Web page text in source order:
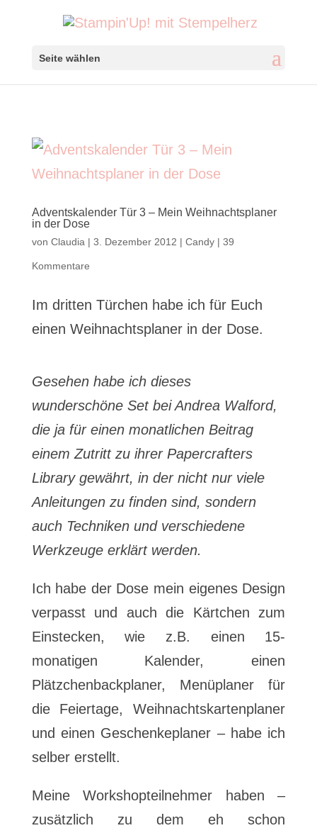
Seite wählen
Adventskalender Tür 3 – Mein Weihnachtsplaner
in der Dose
von Claudia | 3. Dezember 2012 | Candy| 39
Kommentare
Im dritten Türchen habe ich für Euch
einen Weihnachtsplaner in der Dose.
Gesehen habe ich dieses
wunderschöne Set bei Andrea Walford,
die ja für einen monatlichen Beitrag
einem Zutritt zu ihrer Papercrafters
Library gewährt, in der nicht nur viele
Anleitungen zu finden sind, sondern
auch Techniken und verschiedene
Werkzeuge erklärt werden.
Ich habe der Dose mein eigenes Design
verpasst und auch die Kärtchen zum
Einstecken, wie z.B. einen 15-
monatigen Kalender, einen
Plätzchenbackplaner, Menüplaner für
die Feiertage, Weihnachtskartenplaner
und einen Geschenkeplaner – habe ich
selber erstellt.
Meine Workshopteilnehmer haben –
zusätzlich zu dem eh schon